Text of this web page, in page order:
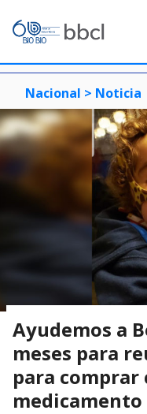
Nacional > Noticia
Ayudemos a
meses para
para comprar
medicamento